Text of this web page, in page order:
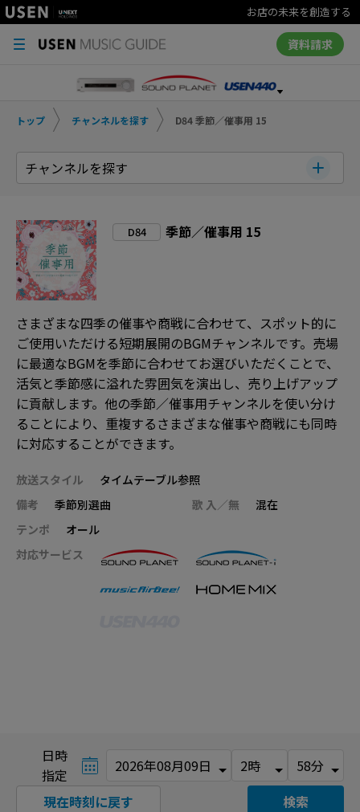
お店の未来を創造する
資料請求
トップ チャンネルを探す D84 季節／催事用 15
チャンネルを探す
D84 季節／催事用 15
さまざまな四季の催事や商戦に合わせて、スポット的に
ご使用いただける短期展開のBGMチャンネルです。売場
に最適なBGMを季節に合わせてお選びいただくことで、
活気と季節感に溢れた雰囲気を演出し、売り上げアップ
に貢献します。他の季節／催事用チャンネルを使い分け
ることにより、重複するさまざまな催事や商戦にも同時
に対応することができます。
放送スタイル
タイムテーブル参照
備考
季節別選曲 歌 入／無
混在
テンポ
オール
対応サービス
日時
指定
検索
現在時刻に戻す